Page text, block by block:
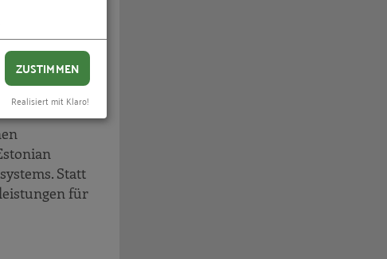
Zugang zum
so für sich
Statt
für
ZUSTIMMEN
Realisiert mit Klaro!